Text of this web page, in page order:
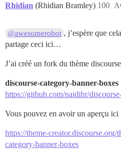
Rhidian (Rhidian Bramley) 100
@awesomerobot , j’espère que
partage ceci ici…
J’ai créé un fork du thème
discourse-category-banner-boxes
https://github.com/naidihr/
Vous pouvez en avoir un aperçu ici
https://theme-creator.discourse.org/
category-banner-boxes